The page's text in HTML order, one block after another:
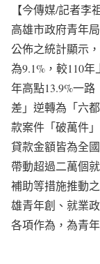
【今傳媒/記者李
高雄市政府青年
公佈之統計顯示
為9.1%，較110
年高點13.9%一
差」逆轉為「六
款案件「破萬件
貸款金額皆為全
帶動超過二萬個
補助等措施推動
雄青年創、就業
各項作為，為青